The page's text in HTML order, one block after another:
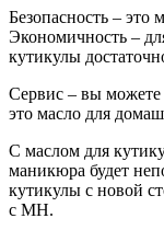
Безопасность – это
Экономичность –
кутикулы
Сервис – вы можете
это масло для
С маслом для
маникюра будет
кутикулы с новой
с MH.